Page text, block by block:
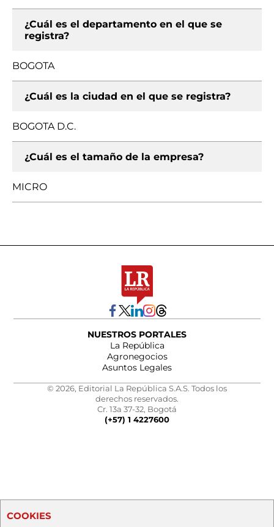
¿Cuál es el departamento en el que se
registra?
BOGOTA
¿Cuál es la ciudad en el que se registra?
BOGOTA D.C.
¿Cuál es el tamaño de la empresa?
MICRO
NUESTROS PORTALES
La República
Agronegocios
Asuntos Legales
© 2026, Editorial La República S.A.S. Todos los
derechos reservados.
Cr. 13a 37-32, Bogotá
(+57) 1 4227600
COOKIES